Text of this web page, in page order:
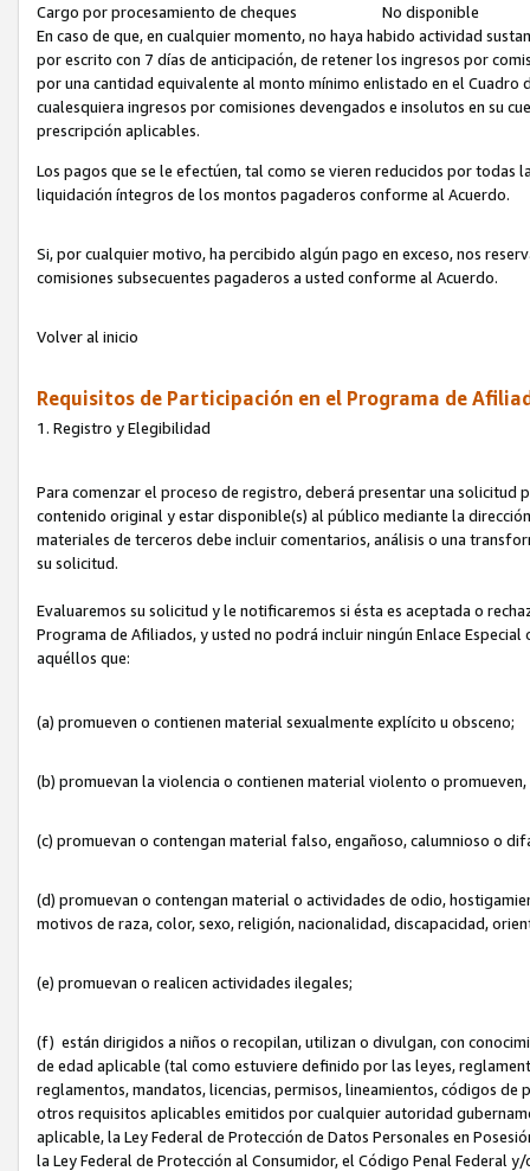
Cargo por procesamiento de cheques
No disponible
En caso de que, en cualquier momento, no haya habido actividad
por escrito con 7 días de anticipación, de retener los ingresos por
por una cantidad equivalente al monto mínimo enlistado en el
cualesquiera ingresos por comisiones devengados e insolutos en su
prescripción aplicables.
Los pagos que se le efectúen, tal como se vieren reducidos por todas
liquidación íntegros de los montos pagaderos conforme al Acuerdo.
Si, por cualquier motivo, ha percibido algún pago en exceso, nos
comisiones subsecuentes pagaderos a usted conforme al Acuerdo.
Volver al inicio
Requisitos de Participación en el Programa de
1. Registro y Elegibilidad
Para comenzar el proceso de registro, deberá presentar una solicitud
contenido original y estar disponible(s) al público mediante la
materiales de terceros debe incluir comentarios, análisis o una
su solicitud.
Evaluaremos su solicitud y le notificaremos si ésta es aceptada o
Programa de Afiliados, y usted no podrá incluir ningún Enlace
aquéllos que:
(a) promueven o contienen material sexualmente explícito u obsceno;
(b) promuevan la violencia o contienen material violento o
(c) promuevan o contengan material falso, engañoso, calumnioso o
(d) promuevan o contengan material o actividades de odio,
motivos de raza, color, sexo, religión, nacionalidad, discapacidad,
(e) promuevan o realicen actividades ilegales;
(f) están dirigidos a niños o recopilan, utilizan o divulgan, con
de edad aplicable (tal como estuviere definido por las leyes,
reglamentos, mandatos, licencias, permisos, lineamientos, códigos
otros requisitos aplicables emitidos por cualquier autoridad
aplicable, la Ley Federal de Protección de Datos Personales en
la Ley Federal de Protección al Consumidor, el Código Penal Federal